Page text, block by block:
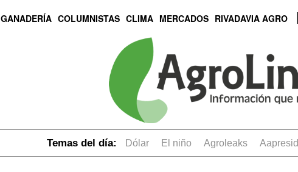
GANADERÍA COLUMNISTAS CLIMA MERCADOS RIVADAVIA AGRO
Temas del día: dólar el niño Agroleaks aapresid